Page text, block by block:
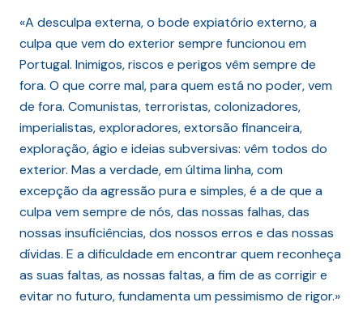
«A desculpa externa, o bode expiatório externo, a
culpa que vem do exterior sempre funcionou em
Portugal. Inimigos, riscos e perigos vêm sempre de
fora. O que corre mal, para quem está no poder, vem
de fora. Comunistas, terroristas, colonizadores,
imperialistas, exploradores, extorsão financeira,
exploração, ágio e ideias subversivas: vêm todos do
exterior. Mas a verdade, em última linha, com
excepção da agressão pura e simples, é a de que a
culpa vem sempre de nós, das nossas falhas, das
nossas insuficiências, dos nossos erros e das nossas
dívidas. E a dificuldade em encontrar quem reconheça
as suas faltas, as nossas faltas, a fim de as corrigir e
evitar no futuro, fundamenta um pessimismo de rigor.»